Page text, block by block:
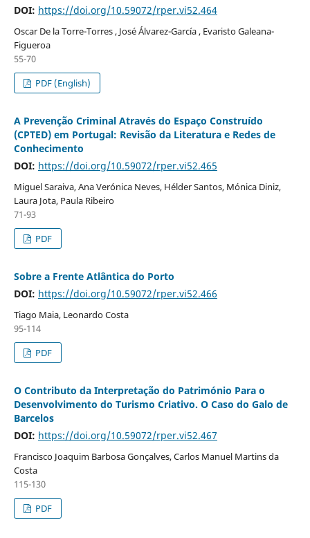
DOI: https://doi.org/10.59072/rper.vi52.464
Oscar De la Torre-Torres , José Álvarez-García , Evaristo Galeana-
Figueroa
55-70
PDF (English)
A Prevenção Criminal Através do Espaço Construído
(CPTED) em Portugal: Revisão da Literatura e Redes de
Conhecimento
DOI: https://doi.org/10.59072/rper.vi52.465
Miguel Saraiva, Ana Verónica Neves, Hélder Santos, Mónica Diniz,
Laura Jota, Paula Ribeiro
71-93
PDF
Sobre a Frente Atlântica do Porto
DOI: https://doi.org/10.59072/rper.vi52.466
Tiago Maia, Leonardo Costa
95-114
PDF
O Contributo da Interpretação do Património Para o
Desenvolvimento do Turismo Criativo. O Caso do Galo de
Barcelos
DOI: https://doi.org/10.59072/rper.vi52.467
Francisco Joaquim Barbosa Gonçalves, Carlos Manuel Martins da
Costa
115-130
PDF